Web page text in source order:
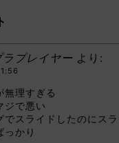
プレイヤー より:
無理すぎる
ジで悪い
でスライドしたのにス
っかり